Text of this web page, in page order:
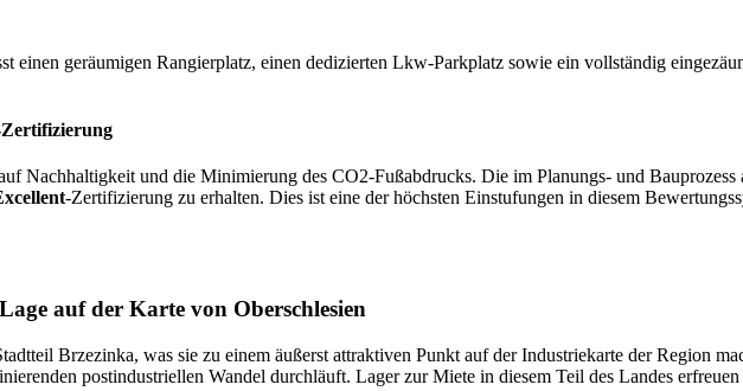
einen geräumigen Rangierplatz, einen dedizierten Lkw-Parkplatz sowie ein vollständig
Nachhaltigkeit und die Minimierung des CO2-Fußabdrucks. Die im Planungs- und Bauprozess
-Zertifizierung zu erhalten. Dies ist eine der höchsten Einstufungen in diesem
auf der Karte von Oberschlesien
Brzezinka, was sie zu einem äußerst attraktiven Punkt auf der Industriekarte der Region
postindustriellen Wandel durchläuft. Lager zur Miete in diesem Teil des Landes